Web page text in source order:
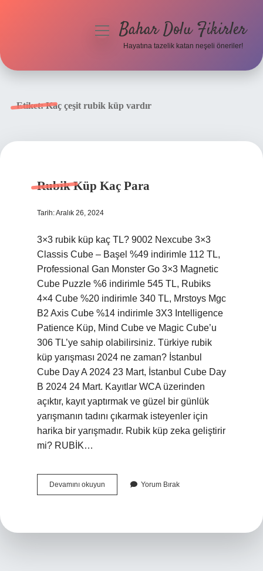
menüyüBahar Dolu Fikirler
Hayatına tazelik katan neşeli öneriler!
Etiket:Kaç çeşit rubik küp vardır
Rubik Küp Kaç Para
Tarih: Aralık 26, 2024
3×3 rubik küp kaç TL? 9002 Nexcube 3×3
Classis Cube – Başel %49 indirimle 112 TL,
Professional Gan Monster Go 3×3 Magnetic
Cube Puzzle %6 indirimle 545 TL, Rubiks
4×4 Cube %20 indirimle 340 TL, Mrstoys Mgc
B2 Axis Cube %14 indirimle 3X3 Intelligence
Patience Küp, Mind Cube ve Magic Cube’u
306 TL’ye sahip olabilirsiniz. Türkiye rubik
küp yarışması 2024 ne zaman? İstanbul
Cube Day A 2024 23 Mart, İstanbul Cube Day
B 2024 24 Mart. Kayıtlar WCA üzerinden
açıktır, kayıt yaptırmak ve güzel bir günlük
yarışmanın tadını çıkarmak isteyenler için
harika bir yarışmadır. Rubik küp zeka geliştirir
mi? RUBİK…
Devamını okuyun
Küp
Yorum Bırak